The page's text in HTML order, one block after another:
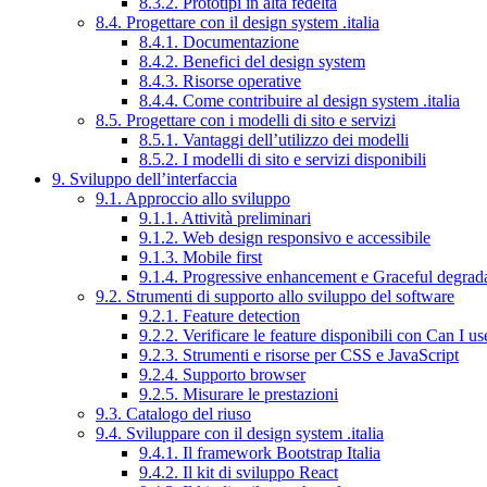
8.4. Progettare con il design system .italia
8.4.1. Documentazione
8.4.2. Benefici del design system
8.4.3. Risorse operative
8.4.4. Come contribuire al design system .italia
8.5. Progettare con i modelli di sito e servizi
8.5.1. Vantaggi dell’utilizzo dei modelli
8.5.2. I modelli di sito e servizi disponibili
9. Sviluppo dell’interfaccia
9.1. Approccio allo sviluppo
9.1.1. Attività preliminari
9.1.2. Web design responsivo e accessibile
9.1.3. Mobile first
9.1.4. Progressive enhancement e Graceful
9.2. Strumenti di supporto allo sviluppo del software
9.2.1. Feature detection
9.2.2. Verificare le feature disponibili con Can I
9.2.3. Strumenti e risorse per CSS e JavaScript
9.2.4. Supporto browser
9.2.5. Misurare le prestazioni
9.3. Catalogo del riuso
9.4. Sviluppare con il design system .italia
9.4.1. Il framework Bootstrap Italia
9.4.2. Il kit di sviluppo React